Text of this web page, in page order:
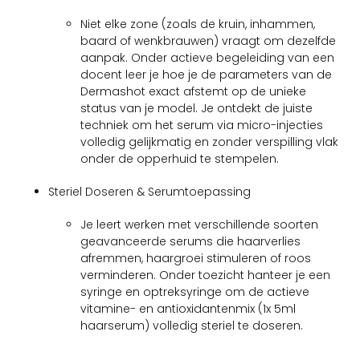
Niet elke zone (zoals de kruin, inhammen,
baard of wenkbrauwen) vraagt om dezelfde
aanpak. Onder actieve begeleiding van een
docent leer je hoe je de parameters van de
Dermashot exact afstemt op de unieke
status van je model. Je ontdekt de juiste
techniek om het serum via micro-injecties
volledig gelijkmatig en zonder verspilling vlak
onder de opperhuid te stempelen.
Steriel Doseren & Serumtoepassing
Je leert werken met verschillende soorten
geavanceerde serums die haarverlies
afremmen, haargroei stimuleren of roos
verminderen. Onder toezicht hanteer je een
syringe en optreksyringe om de actieve
vitamine- en antioxidantenmix (1x 5ml
haarserum) volledig steriel te doseren.